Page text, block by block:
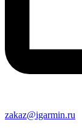
zakaz@igarmin.ru